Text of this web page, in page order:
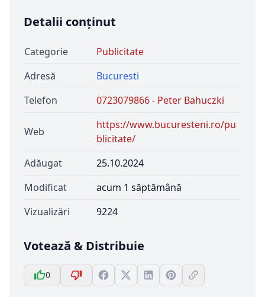
Detalii conținut
Categorie
Publicitate
Adresă
Bucuresti
Telefon
0723079866 - Peter Bahuczki
Web
https://www.bucuresteni.ro/pu
blicitate/
Adăugat
25.10.2024
Modificat
acum 1 săptămână
Vizualizări
9224
Votează & Distribuie
0